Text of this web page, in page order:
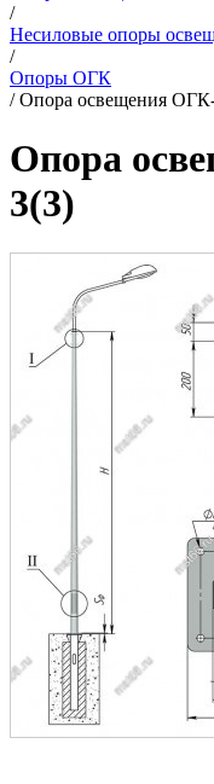
/
Несиловые опоры
/
Опоры ОГК
/Опора освещения
Опора
3(3)